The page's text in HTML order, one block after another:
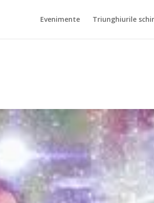
Evenimente Triunghiurile